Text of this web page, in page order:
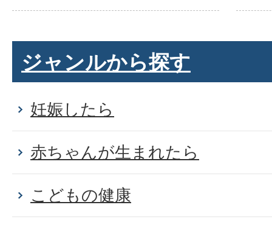
ジャンルから探す
妊娠したら
赤ちゃんが生まれたら
こどもの健康